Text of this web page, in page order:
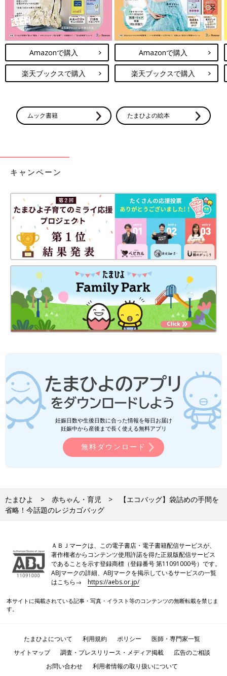
Amazonで購入
楽天ブックスで購入
Amazonで購入
楽天ブックスで購入
ムック書籍 たまひよの絵本
キャンペーン
妊娠日数や生後日数に合った情報を毎日お届け
妊娠中から産後まで長く使える無料アプリ
無料ダウンロード
たまひよ 赤ちゃん・育児
【エコバッグ】袋詰めの手間を
省略！今話題のレジカゴバッグ
ＡＢＪマークは、この電子書店・電子書籍配信サービスが、
著作権者からコンテンツ使用許諾を得た正規版配信サービス
であることを示す登録商標（登録番号 第11091000号）です。
ABJマークの詳細、ABJマークを掲示しているサービスの一覧
はこちら→https://aebs.or.jp/
本サイトに掲載されている記事・写真・イラスト等のコンテンツの無断転載を禁じま
す。
たまひよについて 利用規約 ポリシー
医師・専門家一覧
サイトマップ
調査・プレスリリース・メディア掲載
広告のご相談
お問い合わせ
利用者情報の取り扱いについて